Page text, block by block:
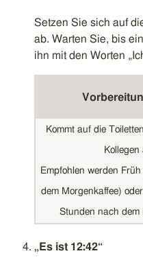
Setzen Sie sich auf
ab. Warten Sie, bis
ihn mit den Worten
Kommt auf die
Kollegen
Empfohlen werden
dem Morgenkaffee)
Stunden nach dem
„Es ist 12:42“